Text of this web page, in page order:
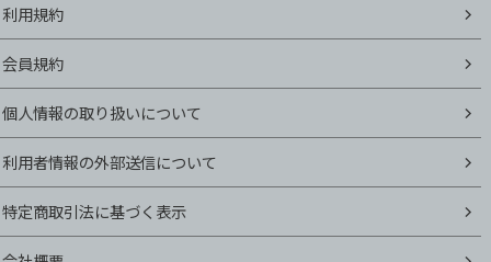
利用規約
会員規約
個人情報の取り扱いについて
利用者情報の外部送信について
特定商取引法に基づく表示